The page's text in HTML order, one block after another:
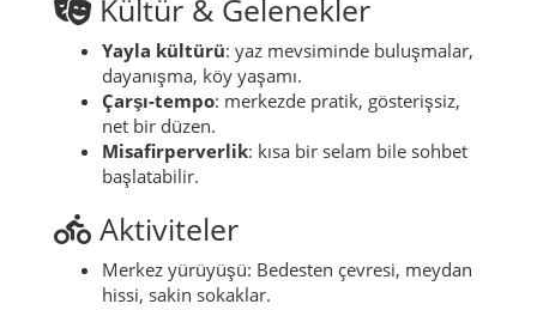
durak seçip hakkını vermek; kısa sohbetlere alan
açmak; bir camiyi, bir türbeyi, bir eski yapıyı acele
etmeden okumak… İlçe, “gösteri” değil “gerçek”
sunar.
Kültür & Gelenekler
Yayla kültürü
Çarşı-tempo: merkezde pratik, gösterişsiz,
Misafirperverlik: kısa bir selam bile sohbet
başlatabilir.